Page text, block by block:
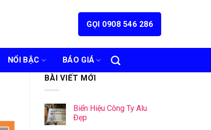
GỌI 0908 546 286
NỔI BẬC BÁO GIÁ
BÀI VIẾT MỚI
Biển Hiệu Công Ty Alu
Đẹp